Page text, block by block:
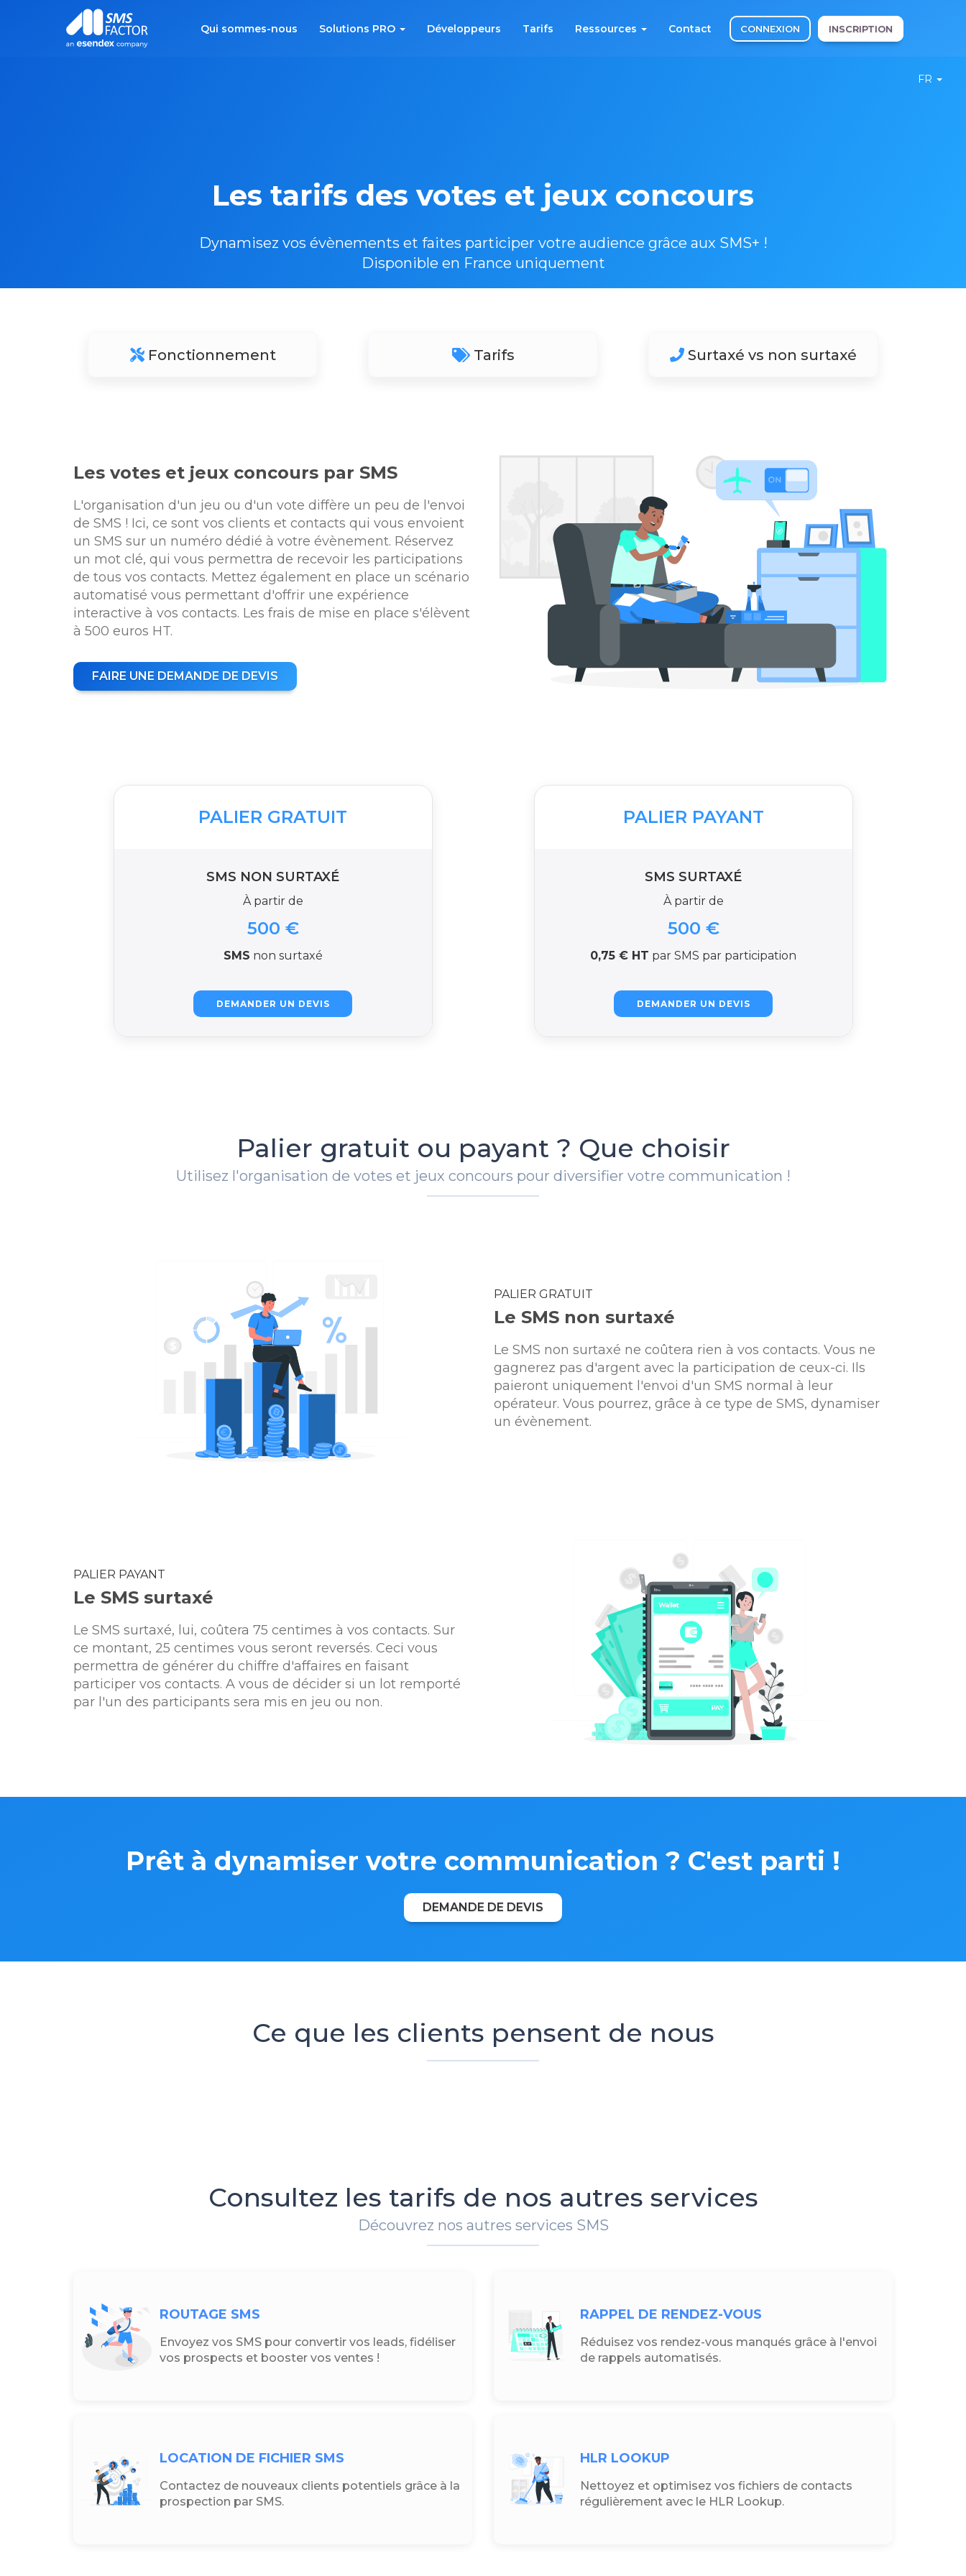
Qui sommes-nous Solutions PRO Développeurs Tarifs Ressources Contact CONNEXION INSCRIPTION
FR
Les tarifs des votes et jeux concours
Dynamisez vos évènements et faites participer votre audience grâce aux SMS+ !
Disponible en France uniquement
Fonctionnement Tarifs Surtaxé vs non surtaxé
Les votes et jeux concours par SMS
L'organisation d'un jeu ou d'un vote diffère un peu de l'envoi
de SMS ! Ici, ce sont vos clients et contacts qui vous envoient
un SMS sur un numéro dédié à votre évènement. Réservez
un mot clé, qui vous permettra de recevoir les participations
de tous vos contacts. Mettez également en place un scénario
automatisé vous permettant d'offrir une expérience
interactive à vos contacts. Les frais de mise en place s'élèvent
à 500 euros HT.
FAIRE UNE DEMANDE DE DEVIS
PALIER GRATUIT
SMS NON SURTAXÉ
À partir de
500 €
SMS non surtaxé
DEMANDER UN DEVIS
PALIER PAYANT
SMS SURTAXÉ
À partir de
500 €
0,75 € HT par SMS par participation
DEMANDER UN DEVIS
Palier gratuit ou payant ? Que choisir
Utilisez l'organisation de votes et jeux concours pour diversifier votre communication !
PALIER GRATUIT
Le SMS non surtaxé
Le SMS non surtaxé ne coûtera rien à vos contacts. Vous ne
gagnerez pas d'argent avec la participation de ceux-ci. Ils
paieront uniquement l'envoi d'un SMS normal à leur
opérateur. Vous pourrez, grâce à ce type de SMS, dynamiser
un évènement.
PALIER PAYANT
Le SMS surtaxé
Le SMS surtaxé, lui, coûtera 75 centimes à vos contacts. Sur
ce montant, 25 centimes vous seront reversés. Ceci vous
permettra de générer du chiffre d'affaires en faisant
participer vos contacts. A vous de décider si un lot remporté
par l'un des participants sera mis en jeu ou non.
Prêt à dynamiser votre communication ? C'est parti !
DEMANDE DE DEVIS
Ce que les clients pensent de nous
Consultez les tarifs de nos autres services
Découvrez nos autres services SMS
ROUTAGE SMS
Envoyez vos SMS pour convertir vos leads, fidéliser
vos prospects et booster vos ventes !
RAPPEL DE RENDEZ-VOUS
Réduisez vos rendez-vous manqués grâce à l'envoi
de rappels automatisés.
LOCATION DE FICHIER SMS
Contactez de nouveaux clients potentiels grâce à la
prospection par SMS.
HLR LOOKUP
Nettoyez et optimisez vos fichiers de contacts
régulièrement avec le HLR Lookup.